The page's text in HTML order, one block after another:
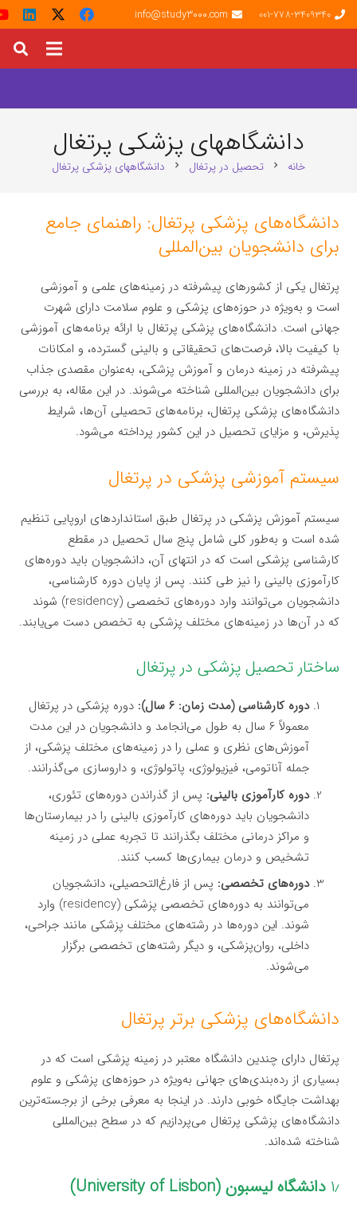
001-778-3409340
info@study3000.com
دانشگاههای پزشکی پرتغال
خانه chevron_right تحصیل در پرتغال chevron_right دانشگاههای پزشکی پرتغال
دانشگاه‌های پزشکی پرتغال: راهنمای جامع
برای دانشجویان بین‌المللی
پرتغال یکی از کشورهای پیشرفته در زمینه‌های علمی و آموزشی
است و به‌ویژه در حوزه‌های پزشکی و علوم سلامت دارای شهرت
جهانی است. دانشگاه‌های پزشکی پرتغال با ارائه برنامه‌های آموزشی
با کیفیت بالا، فرصت‌های تحقیقاتی و بالینی گسترده، و امکانات
پیشرفته در زمینه درمان و آموزش پزشکی، به‌عنوان مقصدی جذاب
برای دانشجویان بین‌المللی شناخته می‌شوند. در این مقاله، به بررسی
دانشگاه‌های پزشکی پرتغال، برنامه‌های تحصیلی آن‌ها، شرایط
پذیرش، و مزایای تحصیل در این کشور پرداخته می‌شود.
سیستم آموزشی پزشکی در پرتغال
سیستم آموزش پزشکی در پرتغال طبق استانداردهای اروپایی تنظیم
شده است و به‌طور کلی شامل پنج سال تحصیل در مقطع
کارشناسی پزشکی است که در انتهای آن، دانشجویان باید دوره‌های
کارآموزی بالینی را نیز طی کنند. پس از پایان دوره کارشناسی،
دانشجویان می‌توانند وارد دوره‌های تخصصی (residency) شوند
که در آن‌ها در زمینه‌های مختلف پزشکی به تخصص دست می‌یابند.
ساختار تحصیل پزشکی در پرتغال
دوره کارشناسی (مدت زمان: ۶ سال):
دوره پزشکی در پرتغال
معمولاً ۶ سال به طول می‌انجامد و دانشجویان در این مدت
آموزش‌های نظری و عملی را در زمینه‌های مختلف پزشکی، از
جمله آناتومی، فیزیولوژی، پاتولوژی، و داروسازی می‌گذرانند.
دوره کارآموزی بالینی: پس از گذراندن دوره‌های تئوری،
دانشجویان باید دوره‌های کارآموزی بالینی را در بیمارستان‌ها
و مراکز درمانی مختلف بگذرانند تا تجربه عملی در زمینه
تشخیص و درمان بیماری‌ها کسب کنند.
دوره‌های تخصصی: پس از فارغ‌التحصیلی، دانشجویان
می‌توانند به دوره‌های تخصصی پزشکی (residency) وارد
شوند. این دوره‌ها در رشته‌های مختلف پزشکی مانند جراحی،
داخلی، روان‌پزشکی، و دیگر رشته‌های تخصصی برگزار
می‌شوند.
دانشگاه‌های پزشکی برتر پرتغال
پرتغال دارای چندین دانشگاه معتبر در زمینه پزشکی است که در
بسیاری از رده‌بندی‌های جهانی به‌ویژه در حوزه‌های پزشکی و علوم
بهداشت جایگاه خوبی دارند. در اینجا به معرفی برخی از برجسته‌ترین
دانشگاه‌های پزشکی پرتغال می‌پردازیم که در سطح بین‌المللی
شناخته شده‌اند.
۱٫ دانشگاه لیسبون (University of Lisbon)